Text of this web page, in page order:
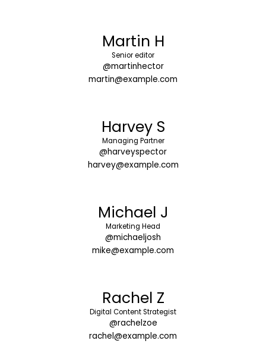
Martin H
Senior editor
@martinhector
martin@example.com
Harvey S
Managing Partner
@harveyspector
harvey@example.com
Michael J
Marketing Head
@michaeljosh
mike@example.com
Rachel Z
Digital Content Strategist
@rachelzoe
rachel@example.com